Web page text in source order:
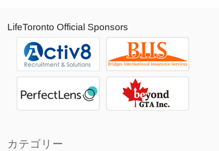
LifeToronto Official Sponsors
カテゴリー